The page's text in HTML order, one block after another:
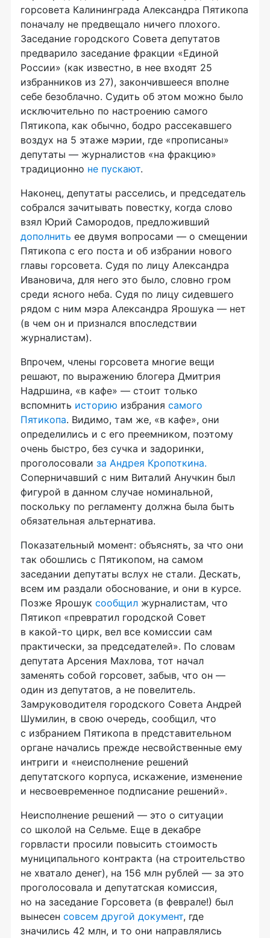
горсовета Калининграда Александра Пятикопа
поначалу не предвещало ничего плохого.
Заседание городского Совета депутатов
предварило заседание фракции «Единой
России» (как известно, в нее входят 25
избранников из 27), закончившееся вполне
себе безоблачно. Судить об этом можно было
исключительно по настроению самого
Пятикопа, как обычно, бодро рассекавшего
воздух на 5 этаже мэрии, где «прописаны»
депутаты — журналистов «на фракцию»
традиционно не пускают.
Наконец, депутаты расселись, и председатель
собрался зачитывать повестку, когда слово
взял Юрий Самородов, предложивший
дополнить ее двумя вопросами — о смещении
Пятикопа с его поста и об избрании нового
главы горсовета. Судя по лицу Александра
Ивановича, для него это было, словно гром
среди ясного неба. Судя по лицу сидевшего
рядом с ним мэра Александра Ярошука — нет
(в чем он и признался впоследствии
журналистам).
Впрочем, члены горсовета многие вещи
решают, по выражению блогера Дмитрия
Надршина, «в кафе» — стоит только
вспомнить историю избрания самого
Пятикопа. Видимо, там же, «в кафе», они
определились и с его преемником, поэтому
очень быстро, без сучка и задоринки,
проголосовали за Андрея Кропоткина.
Соперничавший с ним Виталий Анучкин был
фигурой в данном случае номинальной,
поскольку по регламенту должна была быть
обязательная альтернатива.
Показательный момент: объяснять, за что они
так обошлись с Пятикопом, на самом
заседании депутаты вслух не стали. Дескать,
всем им раздали обоснование, и они в курсе.
Позже Ярошук сообщил журналистам, что
Пятикоп «превратил городской Совет
в какой-то цирк, вел все комиссии сам
практически, за председателей». По словам
депутата Арсения Махлова, тот начал
заменять собой горсовет, забыв, что он —
один из депутатов, а не повелитель.
Замруководителя городского Совета Андрей
Шумилин, в свою очередь, сообщил, что
с избранием Пятикопа в представительном
органе начались прежде несвойственные ему
интриги и «неисполнение решений
депутатского корпуса, искажение, изменение
и несвоевременное подписание решений».
Неисполнение решений — это о ситуации
со школой на Сельме. Еще в декабре
горвласти просили повысить стоимость
муниципального контракта (на строительство
не хватало денег), на 156 млн рублей — за это
проголосовала и депутатская комиссия,
но на заседание Горсовета (в феврале!) был
вынесен совсем другой документ, где
значились 42 млн, и то они направлялись